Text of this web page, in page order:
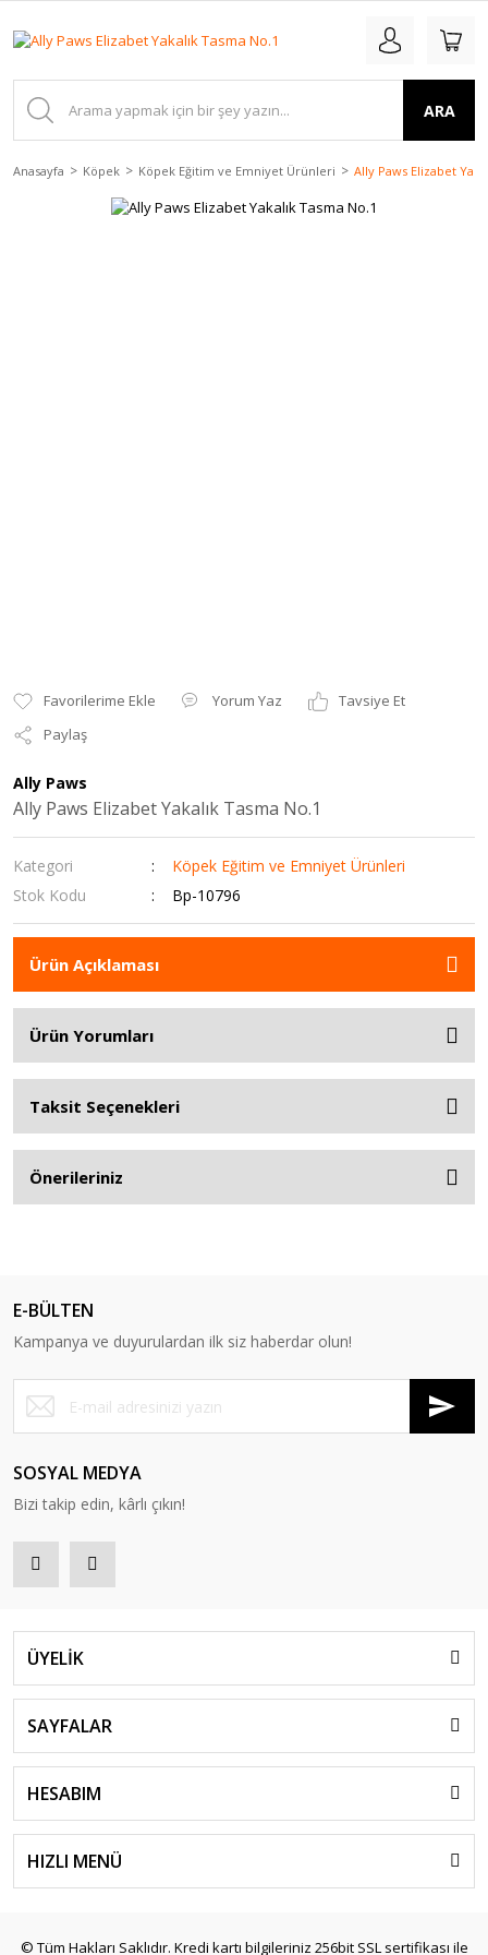
ARA
Anasayfa Köpek Köpek Eğitim ve Emniyet Ürünleri Ally Paws Elizabet
Yorum Yaz
Tavsiye Et
Paylaş
Ally Paws
Ally Paws Elizabet Yakalık Tasma No.1
Kategori
Köpek Eğitim ve Emniyet Ürünleri
Stok Kodu
Bp-10796
Ürün Açıklaması
Ürün Yorumları
Taksit Seçenekleri
Önerileriniz
E-BÜLTEN
Kampanya ve duyurulardan ilk siz haberdar olun!
SOSYAL MEDYA
Bizi takip edin, kârlı çıkın!
ÜYELİK
SAYFALAR
HESABIM
HIZLI MENÜ
© Tüm Hakları Saklıdır. Kredi kartı bilgileriniz 256bit SSL sertifikası ile